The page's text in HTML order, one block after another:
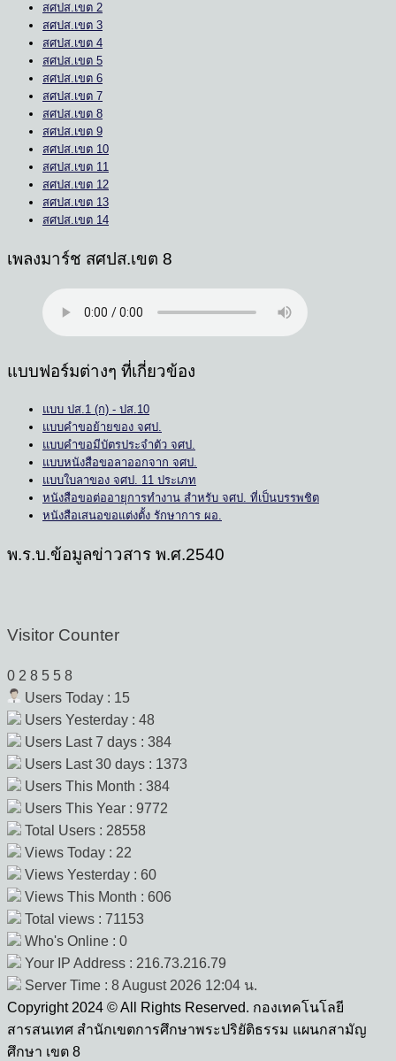
สศปส.เขต 2
สศปส.เขต 3
สศปส.เขต 4
สศปส.เขต 5
สศปส.เขต 6
สศปส.เขต 7
สศปส.เขต 8
สศปส.เขต 9
สศปส.เขต 10
สศปส.เขต 11
สศปส.เขต 12
สศปส.เขต 13
สศปส.เขต 14
เพลงมาร์ช สศปส.เขต 8
แบบฟอร์มต่างๆ ที่เกี่ยวข้อง
แบบ ปส.1 (ก) - ปส.10
แบบคำขอย้ายของ จศป.
แบบคำขอมีบัตรประจำตัว จศป.
แบบหนังสือขอลาออกจาก จศป.
แบบใบลาของ จศป. 11 ประเภท
หนังสือขอต่ออายุการทำงาน สำหรับ จศป. ที่เป็นบรรพชิต
หนังสือเสนอขอแต่งตั้ง รักษาการ ผอ.
พ.ร.บ.ข้อมูลข่าวสาร พ.ศ.2540
Visitor Counter
0 2 8 5 5 8
Users Today : 15
Users Yesterday : 48
Users Last 7 days : 384
Users Last 30 days : 1373
Users This Month : 384
Users This Year : 9772
Total Users : 28558
Views Today : 22
Views Yesterday : 60
Views This Month : 606
Total views : 71153
Who's Online : 0
Your IP Address : 216.73.216.79
Server Time : 8 August 2026 12:04 น.
Copyright 2024 © All Rights Reserved. กองเทคโนโลยี
สารสนเทศ สำนักเขตการศึกษาพระปริยัติธรรม แผนกสามัญ
ศึกษา เขต 8